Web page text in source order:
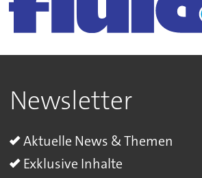
Newsletter
Aktuelle News & Themen
Exklusive Inhalte